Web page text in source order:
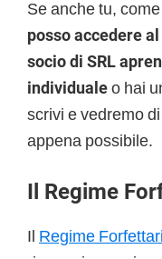
Se anche tu,
posso accedere
socio di SRL
individualeo hai
scrivi e vedremo
appena possibile.
Il Regime
Il Regime